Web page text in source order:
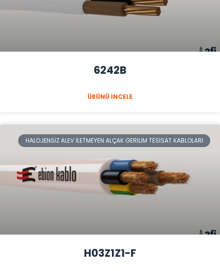
6242B
ÜRÜNÜ İNCELE
HALOJENSIZ ALEV İLETMEYEN ALÇAK GERILIM TESISAT KABLOLARI
H03Z1Z1-F